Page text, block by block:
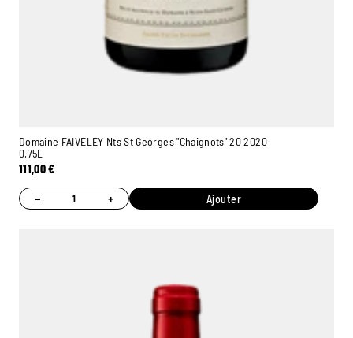
Domaine FAIVELEY Nts St Georges "Chaignots" 20 2020
0,75L
111,00€
− + Ajouter